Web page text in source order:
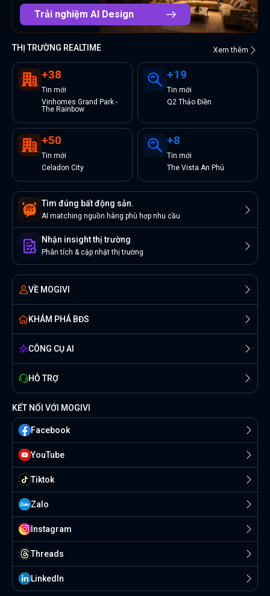
Trải nghiệm AI Design
THỊ TRƯỜNG REALTIME Xem thêm
+38
Tin mới
Vinhomes Grand Park -
The Rainbow
+19
Tin mới
Q2 Thảo Điền
+50
Tin mới
Celadon City
+8
Tin mới
The Vista An Phú
Tìm đúng bất động sản.
AI matching nguồn hàng phù hợp nhu cầu
Nhận insight thị trường
Phân tích & cập nhật thị trường
VỀ MOGIVI
KHÁM PHÁ BĐS
CÔNG CỤ AI
HỖ TRỢ
KẾT NỐI VỚI MOGIVI
Facebook
YouTube
Tiktok
Zalo
Instagram
Threads
Linkedln